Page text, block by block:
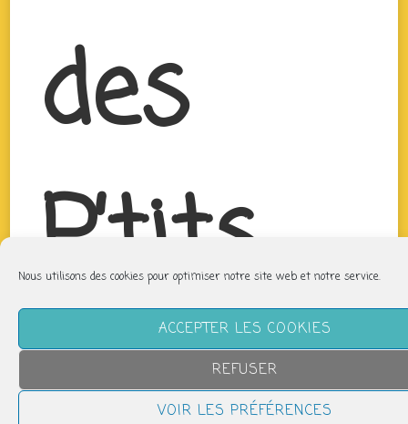
Nous utilisons des cookies pour optimiser notre site web et notre service.
ACCEPTER LES COOKIES
REFUSER
VOIR LES PRÉFÉRENCES
des
P’tits
Bouts